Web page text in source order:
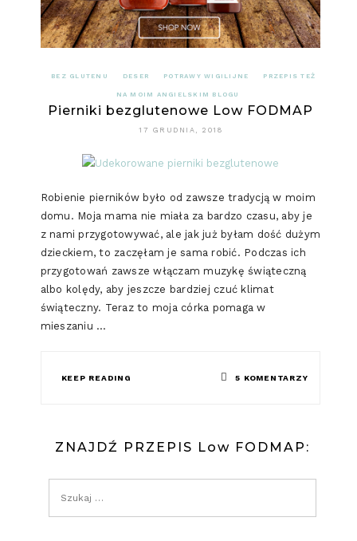
BEZ GLUTENU DESER POTRAWY WIGILIJNE PRZEPIS TEŻ
NA MOIM ANGIELSKIM BLOGU
Pierniki bezglutenowe Low FODMAP
17 GRUDNIA, 2018
Robienie pierników było od zawsze tradycją w moim
domu. Moja mama nie miała za bardzo czasu, aby je
z nami przygotowywać, ale jak już byłam dość dużym
dzieckiem, to zaczęłam je sama robić. Podczas ich
przygotowań zawsze włączam muzykę świąteczną
albo kolędy, aby jeszcze bardziej czuć klimat
świąteczny. Teraz to moja córka pomaga w
mieszaniu …
KEEP READING 5 KOMENTARZYDO
ZNAJDŹ PRZEPIS Low FODMAP: